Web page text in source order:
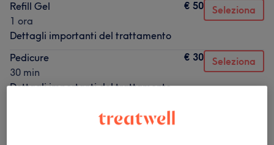
Refill Gel
1 ora
Dettagli importanti del trattamento
€ 50 Seleziona
Pedicure
30 min
Dettagli importanti del trattamento
€ 30 Seleziona
Non è quello che cercavi?